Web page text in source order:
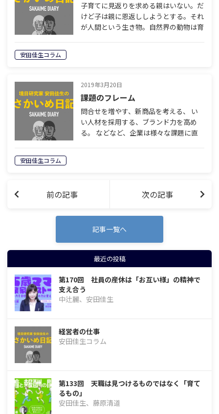
子育てに見返りを求める親はいない。だ
けど子は親に恩返ししようとする。それ
が人間という生き物。自然界の動物は育
安田佳生コラム
2019年3月20日
課題のフレーム
問合せを増やす、新商品を考える、 い
い人材を採用する、ブランド力を高め
る。 などなど、企業は様々な課題に直
安田佳生コラム
前の記事 次の記事
記事一覧へ
最近の投稿
第170回 社員の産休は「お互い様」の精神で
支え合う
中辻麗、安田佳生
経営者の仕事
安田佳生コラム
第133回 天職は見つけるものではなく「育て
るもの」
安田佳生、藤原清道